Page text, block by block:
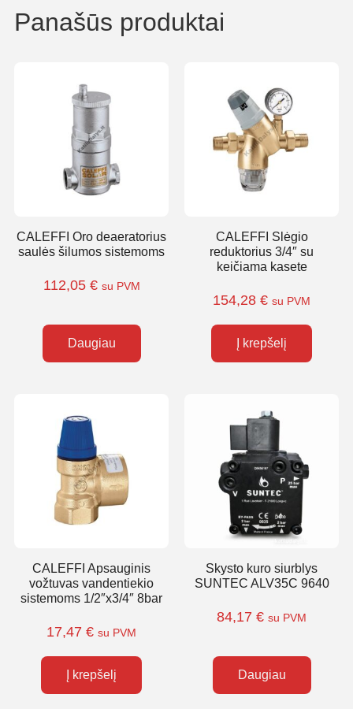
Panašūs produktai
CALEFFI Oro deaeratorius
saulės šilumos sistemoms
112,05 € su PVM
Daugiau
CALEFFI Slėgio
reduktorius 3/4″ su
keičiama kasete
154,28 € su PVM
Į krepšelį
CALEFFI Apsauginis
vožtuvas vandentiekio
sistemoms 1/2″x3/4″ 8bar
17,47 € su PVM
Į krepšelį
Skysto kuro siurblys
SUNTEC ALV35C 9640
84,17 € su PVM
Daugiau